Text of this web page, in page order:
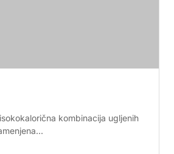
kombinacija ugljenih